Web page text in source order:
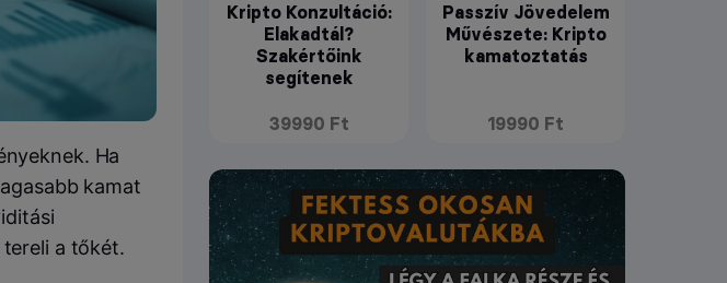
Ha
kamat
a tőkét.
Kripto Konzultáció:
Elakadtál?
Szakértőink
segítenek
39990 Ft
Passzív Jövedelem
Művészete: Kripto
kamatoztatás
19990 Ft